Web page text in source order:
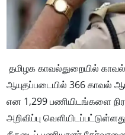
தமிழக காவல்துறையில்
ஆயுதப்படையில் 366 காவல்
என 1,299 பணியிடங்களை
அறிவிப்பு